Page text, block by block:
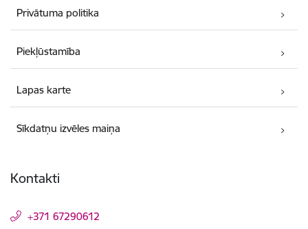
Privātuma politika
Piekļūstamība
Lapas karte
Sīkdatņu izvēles maiņa
Kontakti
+371 67290612